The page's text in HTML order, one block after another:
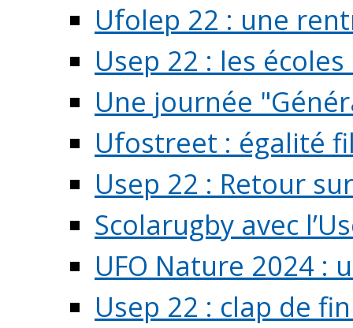
Ufolep 22 : une
Usep 22 : les
Une journée
Ufostreet : égalité
Usep 22 : Retour
Scolarugby avec
UFO Nature 2024 :
Usep 22 : clap de